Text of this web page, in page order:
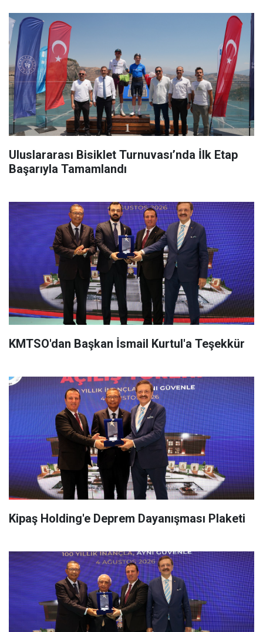
Uluslararası Bisiklet Turnuvası’nda İlk Etap
Başarıyla Tamamlandı
KMTSO'dan Başkan İsmail Kurtul'a Teşekkür
Kipaş Holding'e Deprem Dayanışması Plaketi